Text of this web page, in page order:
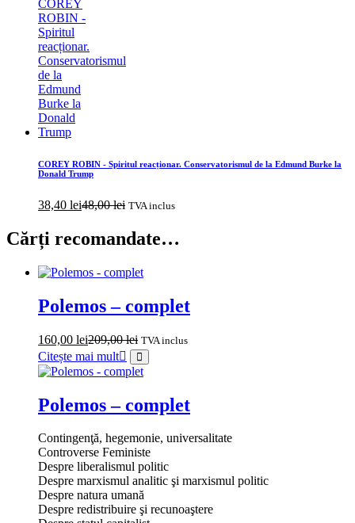
COREY ROBIN - Spiritul reacționar. Conservatorismul de la Edmund Burke la
Donald Trump
38,40 lei48,00lei TVA inclus
Cărți recomandate…
Polemos – complet
160,00 lei209,00lei TVA inclus
Citește mai mult
Polemos – complet
Contingenţă, hegemonie, universalitate
Controverse Feministe
Despre liberalismul politic
Despre marxismul analitic şi marxismul politic
Despre natura umană
Despre redistribuire şi recunoaştere